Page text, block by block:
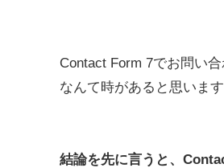
Contact Form 7でお問い
なんて時があると思います
結論を先に言うと、